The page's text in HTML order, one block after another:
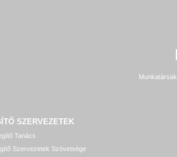
Munkatársak
SZERVEZETEK
Tanács
Szervezetek Szövetsége